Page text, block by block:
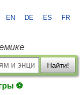
EN DE ES FR
Найти!
⚽